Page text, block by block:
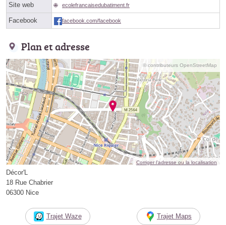
Site web ecolefrancaisedubatiment.fr
Facebook facebook.com/facebook
Plan et adresse
© contributeurs OpenStreetMap
Corriger l’adresse ou la localisation
Décor'L
18 Rue Chabrier
06300 Nice
Trajet Waze Trajet Maps